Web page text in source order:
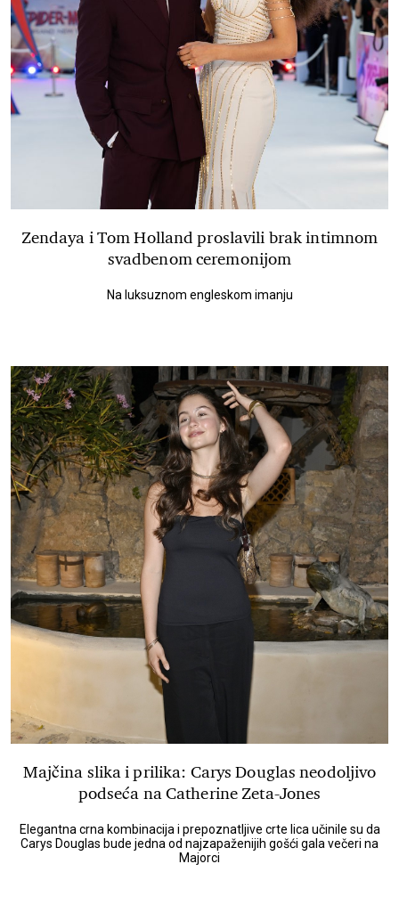
Zendaya i Tom Holland proslavili brak intimnom
svadbenom ceremonijom
Na luksuznom engleskom imanju
Majčina slika i prilika: Carys Douglas neodoljivo
podseća na Catherine Zeta-Jones
Elegantna crna kombinacija i prepoznatljive crte lica učinile su da
Carys Douglas bude jedna od najzapaženijih gošći gala večeri na
Majorci